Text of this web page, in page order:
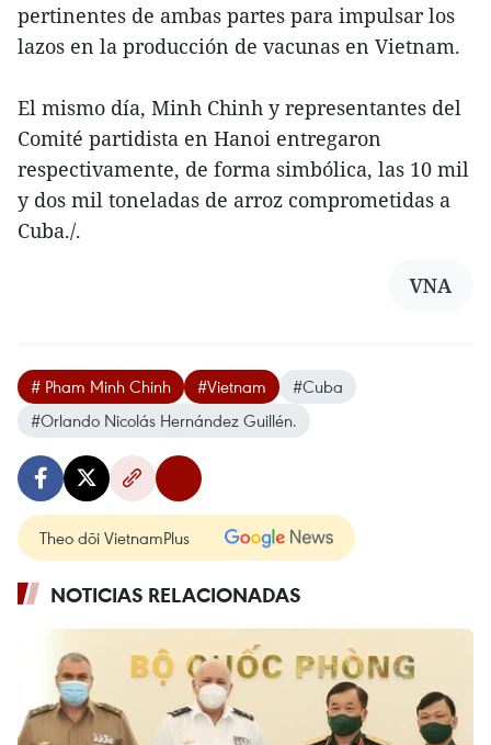
pertinentes de ambas partes para impulsar los
lazos en la producción de vacunas en Vietnam.
El mismo día, Minh Chinh y representantes del
Comité partidista en Hanoi entregaron
respectivamente, de forma simbólica, las 10 mil
y dos mil toneladas de arroz comprometidas a
Cuba./.
VNA
# Pham Minh Chinh #Vietnam
#Cuba
#Orlando Nicolás Hernández Guillén.
Theo dõi VietnamPlus
NOTICIAS RELACIONADAS